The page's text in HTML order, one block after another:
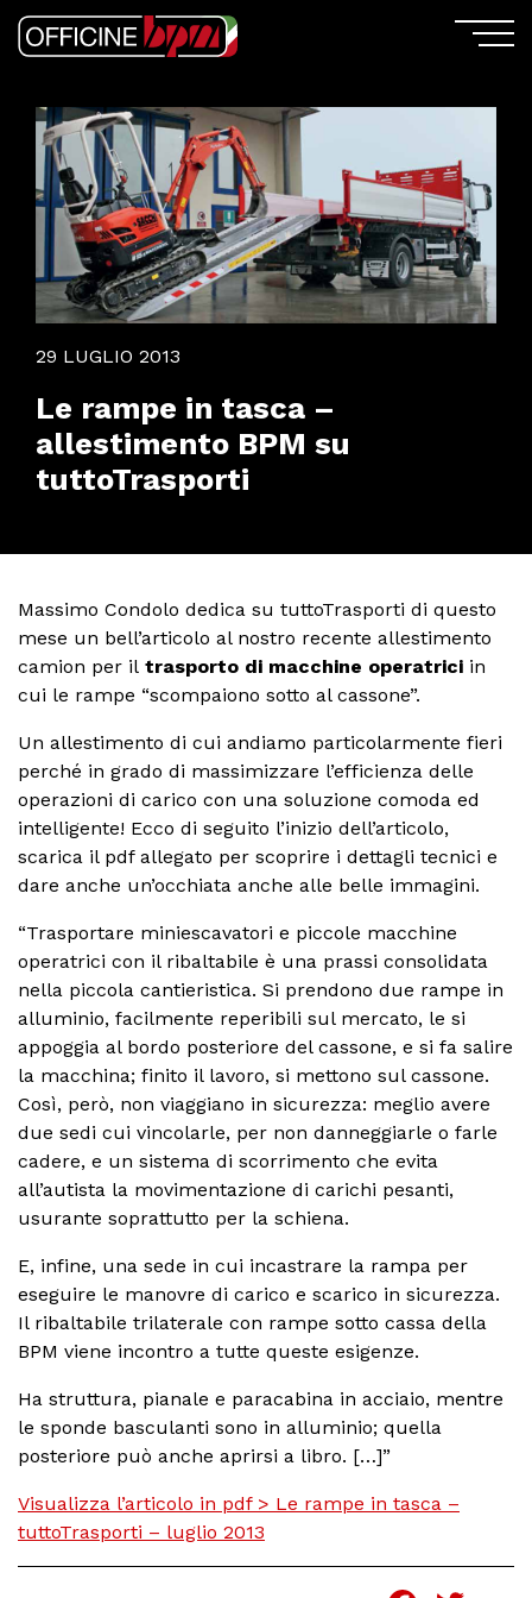
29 LUGLIO 2013
Le rampe in tasca –
allestimento BPM su
tuttoTrasporti
Massimo Condolo dedica su tuttoTrasporti di questo
mese un bell’articolo al nostro recente allestimento
camion per il trasporto di macchine operatrici in
cui le rampe “scompaiono sotto al cassone”.
Un allestimento di cui andiamo particolarmente fieri
perché in grado di massimizzare l’efficienza delle
operazioni di carico con una soluzione comoda ed
intelligente! Ecco di seguito l’inizio dell’articolo,
scarica il pdf allegato per scoprire i dettagli tecnici e
dare anche un’occhiata anche alle belle immagini.
“Trasportare miniescavatori e piccole macchine
operatrici con il ribaltabile è una prassi consolidata
nella piccola cantieristica. Si prendono due rampe in
alluminio, facilmente reperibili sul mercato, le si
appoggia al bordo posteriore del cassone, e si fa salire
la macchina; finito il lavoro, si mettono sul cassone.
Così, però, non viaggiano in sicurezza: meglio avere
due sedi cui vincolarle, per non danneggiarle o farle
cadere, e un sistema di scorrimento che evita
all’autista la movimentazione di carichi pesanti,
usurante soprattutto per la schiena.
E, infine, una sede in cui incastrare la rampa per
eseguire le manovre di carico e scarico in sicurezza.
Il ribaltabile trilaterale con rampe sotto cassa della
BPM viene incontro a tutte queste esigenze.
Ha struttura, pianale e paracabina in acciaio, mentre
le sponde basculanti sono in alluminio; quella
posteriore può anche aprirsi a libro. […]”
Visualizza l’articolo in pdf > Le rampe in tasca –
tuttoTrasporti – luglio 2013